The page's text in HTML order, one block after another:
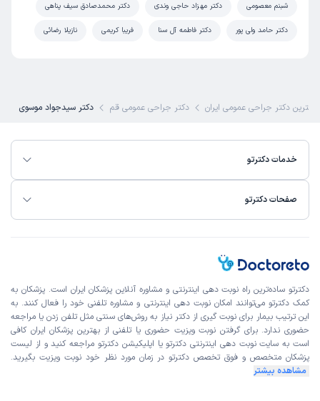
شبنم معصومی دکتر مهزاد حاجی وندی دکتر محمدصادق سیف پناهی
دکتر حامد ولی پور دکتر فاطمه آل سنا فریبا کریمی نازیلا رضائی
بهترین دکتر جراحی عمومی ایران دکتر جراحی عمومی قم دکتر سیدجواد موسوی
خدمات دکترتو
صفحات دکترتو
دکترتو ساده‌ترین راه نوبت‌ دهی اینترنتی و مشاوره آنلاین پزشکان ایران است. پزشکان به
کمک دکترتو می‌توانند امکان نوبت دهی اینترنتی و مشاوره تلفنی خود را فعال کنند. به
این ترتیب بیمار برای نوبت گیری از دکتر نیاز به روش‌های سنتی مثل تلفن زدن یا مراجعه
حضوری ندارد. برای گرفتن نوبت ویزیت حضوری یا تلفنی از بهترین پزشکان ایران کافی
است به سایت نوبت دهی اینترنتی دکترتو یا اپلیکیشن دکترتو مراجعه کنید و از لیست
پزشکان متخصص و فوق تخصص دکترتو در زمان مورد نظر خود نوبت ویزیت بگیرید.
مشاهده بیشتر